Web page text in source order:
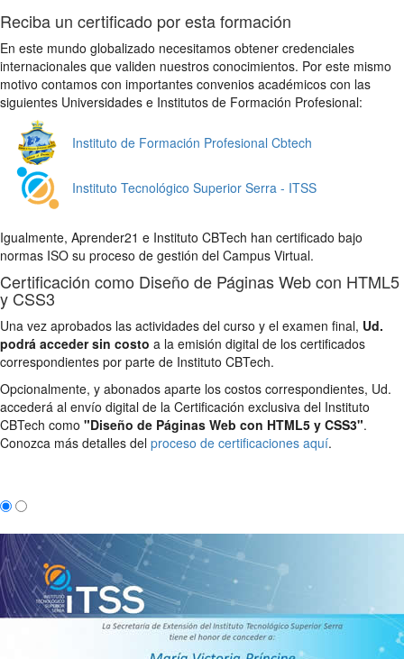
Reciba un certificado por esta formación
En este mundo globalizado necesitamos obtener credenciales
internacionales que validen nuestros conocimientos. Por este mismo
motivo contamos con importantes convenios académicos con las
siguientes Universidades e Institutos de Formación Profesional:
Instituto de Formación Profesional Cbtech
Instituto Tecnológico Superior Serra - ITSS
Igualmente, Aprender21 e Instituto CBTech han certificado bajo
normas ISO su proceso de gestión del Campus Virtual.
Certificación como Diseño de Páginas Web con HTML5
y CSS3
Una vez aprobados las actividades del curso y el examen final, Ud.
podrá acceder sin costo a la emisión digital de los certificados
correspondientes por parte de Instituto CBTech.
Opcionalmente, y abonados aparte los costos correspondientes, Ud.
accederá al envío digital de la Certificación exclusiva del Instituto
CBTech como "Diseño de Páginas Web con HTML5 y CSS3".
Conozca más detalles del proceso de certificaciones aquí.